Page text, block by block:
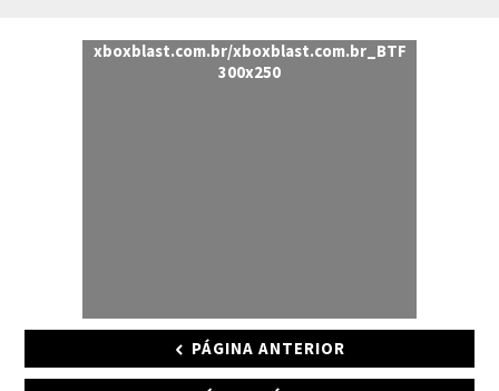
xboxblast.com.br/xboxblast.com.br_BTF
300x250
PÁGINA ANTERIOR